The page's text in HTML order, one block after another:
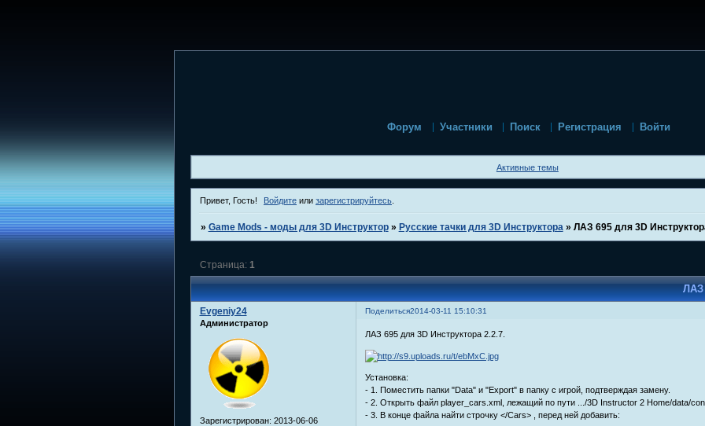
Форум Участники Поиск Регистрация Войти
Активные темы
Привет, Гость! Войдите или зарегистрируйтесь
» Game Mods - моды для 3D Инструктор » Русские тачки для 3D Инструктора » ЛАЗ 695 для 3D
ЛАЗ
Страница: 1
Поделиться2014-03-11 15:10:31
Evgeniy24
Администратор
Зарегистрирован: 2013-06-06
ЛАЗ 695 для 3D Инструктора 2.2.7.
Установка:
- 1. Поместить папки "Data" и "Export" в папку с игрой, подтверждая замену.
- 2. Открыть файл player_cars.xml, лежащий по пути .../3D Instructor 2 Home/data/
- 3. В конце файла найти строчку </Cars> , перед ней добавить: